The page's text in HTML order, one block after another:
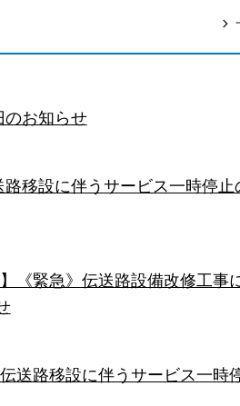
のお知らせ
移設に伴うサービス一時停止
《緊急》伝送路設備改修工事
送路移設に伴うサービス一時